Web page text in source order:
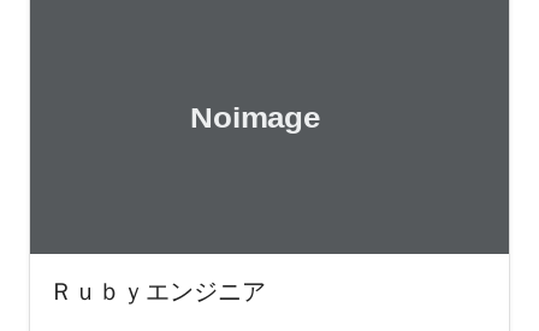
Ｒｕｂｙエンジニア